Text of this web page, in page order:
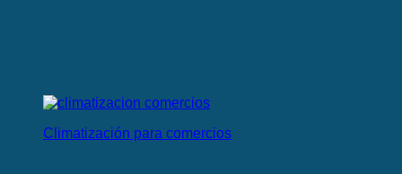
Climatización para comercios